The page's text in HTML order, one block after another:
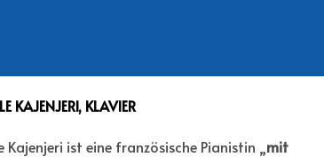
KAJENJERI, KLAVIER
ist eine französische Pianistin „ mit